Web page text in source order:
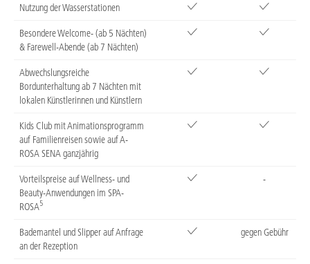
Nutzung der Wasserstationen
Besondere Welcome- (ab 5 Nächten)
& Farewell-Abende (ab 7 Nächten)
Abwechslungsreiche
Bordunterhaltung ab 7 Nächten mit
lokalen Künstlerinnen und Künstlern
Kids Club mit Animationsprogramm
auf Familienreisen sowie auf A-
ROSA SENA ganzjährig
Vorteilspreise auf Wellness- und
Beauty-Anwendungen im SPA-
ROSA5
-
Bademantel und Slipper auf Anfrage
an der Rezeption
gegen Gebühr